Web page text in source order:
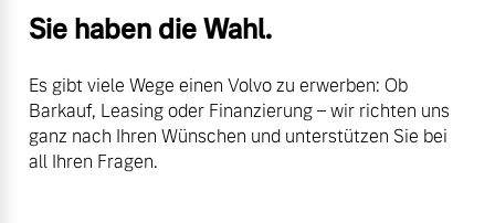
Mehr erfahren
Versicherung
Sie haben die Wahl.
Es gibt viele Wege einen Volvo zu erwerben: Ob
Barkauf, Leasing oder Finanzierung – wir richten uns
ganz nach Ihren Wünschen und unterstützen Sie bei
all Ihren Fragen.